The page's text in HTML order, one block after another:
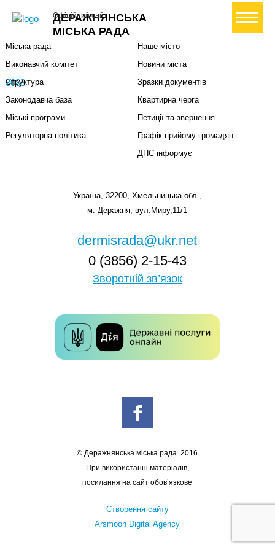
ДЕРАЖНЯНСЬКА
МІСЬКА РАДА
Офіційний сайт+ Створити петицію
3033
Міський голова
Міська рада
Виконавчий комітет
Структура
Законодавча база
Міські програми
Регуляторна політика
Наше місто
Новини міста
Зразки документів
Квартирна черга
Петиції та звернення
Графік прийому громадян
ДПС інформує
Україна, 32200, Хмельницька обл.,
м. Деражня, вул.Миру,11/1
dermisrada@ukr.net
0 (3856) 2-15-43
Зворотній зв’язок
© Деражнянська міська рада. 2016
При використанні матеріалів,
посилання на сайт обов’язкове
Створення сайту
Arsmoon Digital Agency